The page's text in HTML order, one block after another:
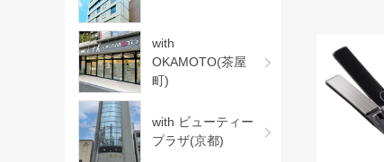
with
OKAMOTO(茶屋
町)
with ビューティー
プラザ(京都)